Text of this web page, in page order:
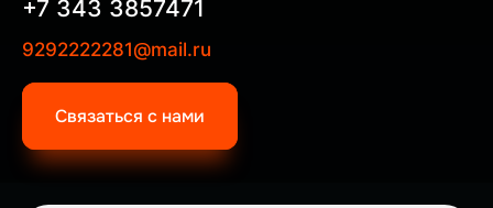
+7 343 3857471
9292222281@mail.ru
Связаться с нами